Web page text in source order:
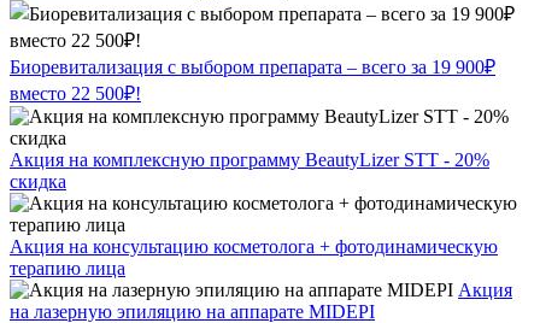
Биоревитализация с выбором препарата – всего за 19 900₽
вместо 22 500₽!
Акция на комплексную программу BeautyLizer STT - 20%
скидка
Акция на консультацию косметолога + фотодинамическую
терапию лица
Акция
на лазерную эпиляцию на аппарате MIDEPI